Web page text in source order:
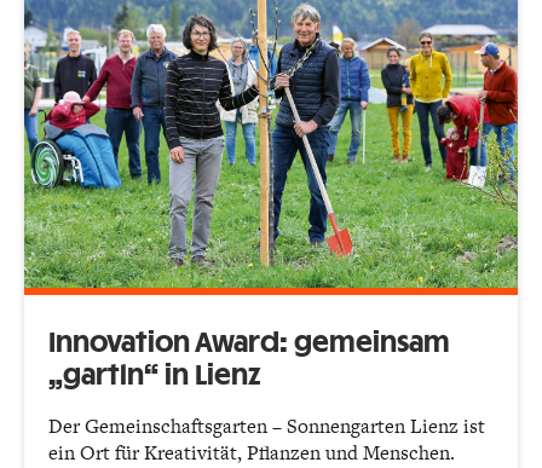
Innovation Award: gemeinsam
„gartln“ in Lienz
Der Gemeinschaftsgarten – Sonnengarten Lienz ist
ein Ort für Kreativität, Pflanzen und Menschen.